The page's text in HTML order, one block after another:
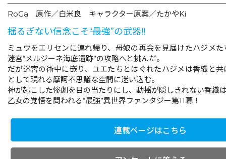
RoGa 原作／白米良 キャラクター原案／たかやKi
揺るぎない信念こそ――“最強”の武器!!
ミュウをエリセンに連れ帰り、母娘の再会を見届けたハジメ
迷宮“メルジーネ海底遺跡”の攻略へと挑んだ。
だが迷宮の術中に嵌り、ユエたちとはぐれたハジメは香織と
として現れる摩訶不思議な空間に迷い込む。
神が起こした惨劇を目の当たりにし、動揺が隠しきれない香織
乙女の覚悟を問われる“最強”異世界ファンタジー第11幕！
連載ページはこちら